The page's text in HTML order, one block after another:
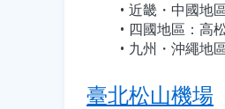
近畿・中國地
四國地區：高
九州・沖繩地
臺北松山機場